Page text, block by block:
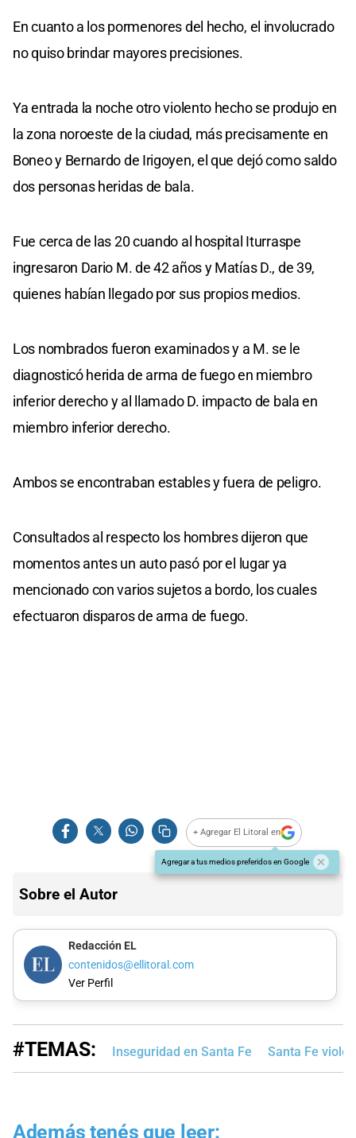
En cuanto a los pormenores del hecho, el involucrado
no quiso brindar mayores precisiones.
Ya entrada la noche otro violento hecho se produjo en
la zona noroeste de la ciudad, más precisamente en
Boneo y Bernardo de Irigoyen, el que dejó como saldo
dos personas heridas de bala.
Fue cerca de las 20 cuando al hospital Iturraspe
ingresaron Dario M. de 42 años y Matías D., de 39,
quienes habían llegado por sus propios medios.
Los nombrados fueron examinados y a M. se le
diagnosticó herida de arma de fuego en miembro
inferior derecho y al llamado D. impacto de bala en
miembro inferior derecho.
Ambos se encontraban estables y fuera de peligro.
Consultados al respecto los hombres dijeron que
momentos antes un auto pasó por el lugar ya
mencionado con varios sujetos a bordo, los cuales
efectuaron disparos de arma de fuego.
+ Agregar El Litoral en
Agregar a tus medios preferidos en Google
Sobre el Autor
Redacción EL
contenidos@ellitoral.com
Ver Perfil
#TEMAS: Inseguridad en Santa Fe Santa Fe
Además tenés que leer: